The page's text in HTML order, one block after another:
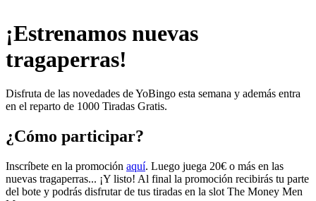
¡Estrenamos nuevas
tragaperras!
Disfruta de las novedades de YoBingo esta semana y además entra
en el reparto de 1000 Tiradas Gratis.
¿Cómo participar?
Inscríbete en la promoción aquí. Luego juega 20€ o más en las
nuevas tragaperras... ¡Y listo! Al final la promoción recibirás tu parte
del bote y podrás disfrutar de tus tiradas en la slot The Money Men